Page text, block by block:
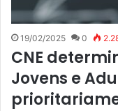
19/02/2025 0
CNE
Jovens e